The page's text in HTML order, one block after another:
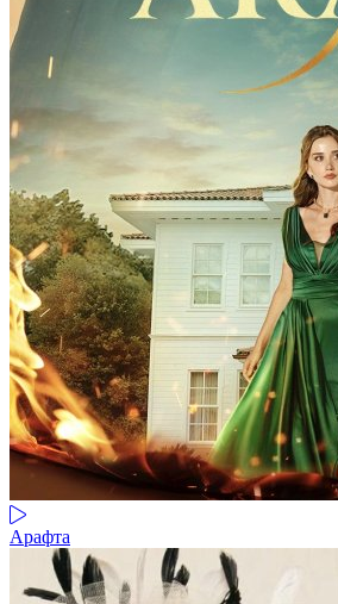
Арафта